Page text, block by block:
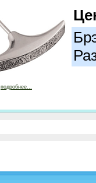
подробнее...